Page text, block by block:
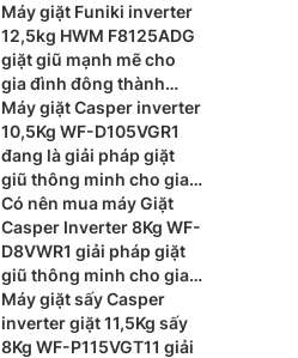
thành viên
Máy giặt Funiki inverter
12,5kg HWM F8125ADG
giặt giũ mạnh mẽ cho
gia đình đông thành
viên
Máy giặt Casper inverter
10,5Kg WF-D105VGR1
đang là giải pháp giặt
giũ thông minh cho gia
đình hiện đại
Có nên mua máy Giặt
Casper Inverter 8Kg WF-
D8VWR1 giải pháp giặt
giũ thông minh cho gia
đình hiện đại
Máy giặt sấy Casper
inverter giặt 11,5Kg sấy
8Kg WF-P115VGT11 giải